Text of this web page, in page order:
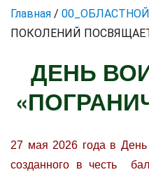
Главная /
ПОКОЛЕНИЙ
ДЕНЬ
27 мая 2026 года в
созданного в честь